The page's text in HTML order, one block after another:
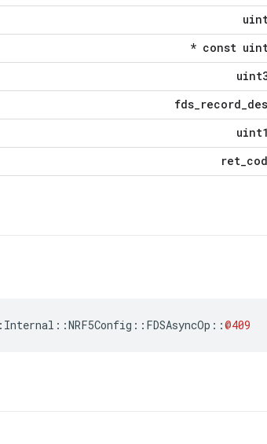
const
Internal ::NRF5Config :: FDSAsyncOp ::@409